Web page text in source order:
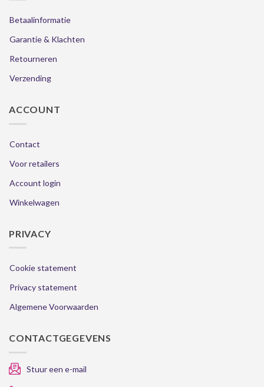
Betaalinformatie
Garantie & Klachten
Retourneren
Verzending
ACCOUNT
Contact
Voor retailers
Account login
Winkelwagen
PRIVACY
Cookie statement
Privacy statement
Algemene Voorwaarden
CONTACTGEGEVENS
Stuur een e-mail